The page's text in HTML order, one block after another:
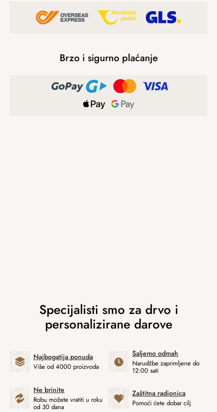
Brzo i sigurno plaćanje
Najbogatija ponuda
Više od 4000 proizvoda
Šaljemo odmah
Narudžbe zaprimljene do
12:00 sati
Ne brinite
Robu možete vratiti u roku
od 30 dana
Zaštitna radionica
Pomoći ćete dobar cilj